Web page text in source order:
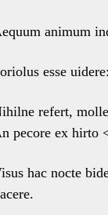
animum
esse
refert,
pecore ex hirto
hac nocte